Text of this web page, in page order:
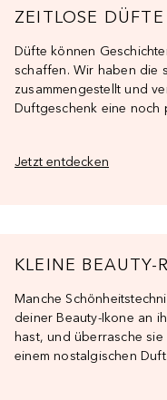
ZEITLOSE DÜFTE
Düfte können
schaffen. Wir haben die
zusammengestellt und
Duftgeschenk eine noch
Jetzt entdecken
KLEINE BEAUTY-
Manche
deiner Beauty-Ikone an
hast, und überrasche
einem nostalgischen Duft.